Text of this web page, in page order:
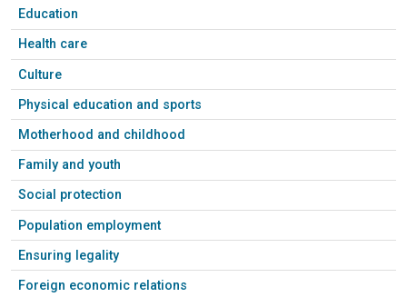
Education
Health care
Culture
Physical education and sports
Motherhood and childhood
Family and youth
Social protection
Population employment
Ensuring legality
Foreign economic relations